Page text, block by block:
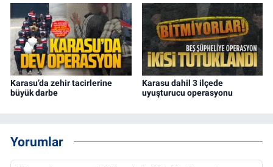
Karasu’da zehir tacirlerine
büyük darbe
Karasu dahil 3 ilçede
uyuşturucu operasyonu
Yorumlar